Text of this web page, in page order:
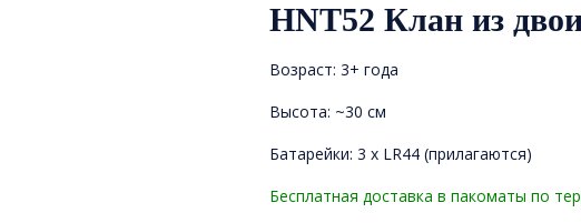
HNT52 Клан из
Возраст: 3+ года
Высота: ~30 см
Батарейки: 3 х LR44 (прилагаются)
Бесплатная доставка в пакоматы по